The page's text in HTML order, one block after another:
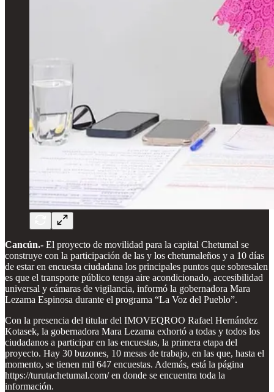
Cancún.- El proyecto de movilidad para la capital Chetumal se
construye con la participación de las y los chetumaleños y a 10 días
de estar en encuesta ciudadana los principales puntos que sobresalen
es que el transporte público tenga aire acondicionado, accesibilidad
universal y cámaras de vigilancia, informó la gobernadora Mara
Lezama Espinosa durante el programa “La Voz del Pueblo”.
Con la presencia del titular del IMOVEQROO Rafael Hernández
Kotasek, la gobernadora Mara Lezama exhortó a todas y todos los
ciudadanos a participar en las encuestas, la primera etapa del
proyecto. Hay 30 buzones, 10 mesas de trabajo, en las que, hasta el
momento, se tienen mil 647 encuestas. Además, está la página
https://turutachetumal.com/ en donde se encuentra toda la
información.